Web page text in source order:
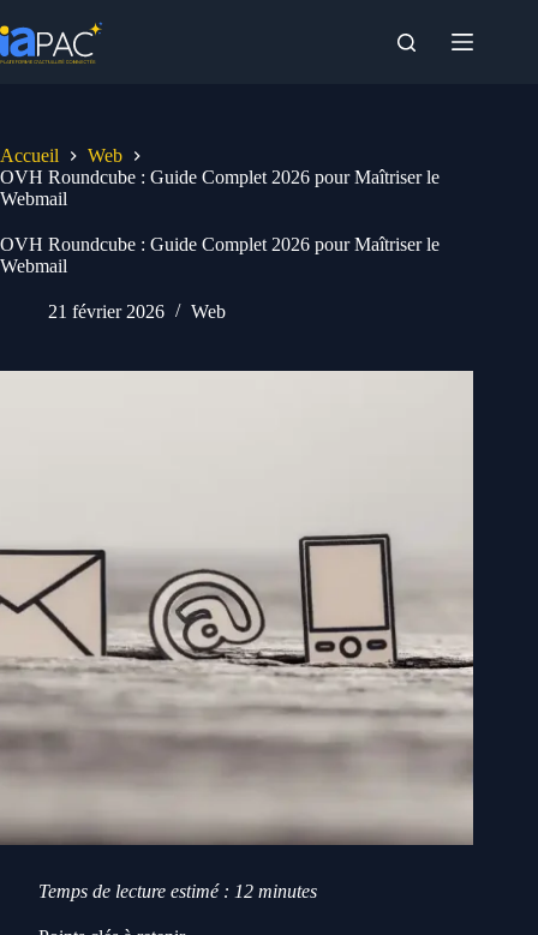
au
contenu
Accueil
Web
OVH Roundcube : Guide Complet 2026 pour Maîtriser le
Webmail
OVH Roundcube : Guide Complet 2026 pour Maîtriser le
Webmail
21 février 2026 Web
Temps de lecture estimé : 12 minutes